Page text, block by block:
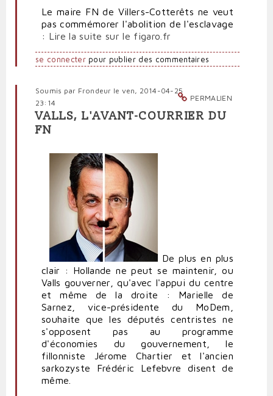
Le maire FN de Villers-Cotterêts ne veut
pas commémorer l'abolition de l'esclavage
: Lire la suite sur le figaro.fr
se connecterpour publier des commentaires
PERMALIEN
Soumis par Frondeur le ven, 2014-04-25
23:14
VALLS, L'AVANT-COURRIER DU
FN
De plus en plus
clair : Hollande ne peut se maintenir, ou
Valls gouverner, qu'avec l'appui du centre
et même de la droite : Marielle de
Sarnez, vice-présidente du MoDem,
souhaite que les députés centristes ne
s'opposent pas au programme
d'économies du gouvernement, le
fillonniste Jérome Chartier et l'ancien
sarkozyste Frédéric Lefebvre disent de
même.